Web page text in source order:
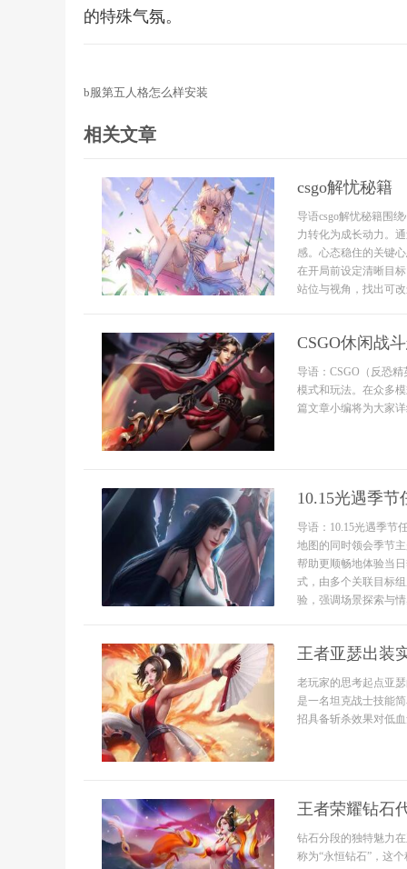
的特殊气氛。
b服第五人格怎么样安装
相关文章
csgo解忧秘籍
导语csgo解忧秘籍围
力转化为成长动力。
感。心态稳住的关键
在开局前设定清晰目
站位与视角，找出可
CSGO休闲战
导语：CSGO（反恐
模式和玩法。在众多
篇文章小编将为大家
10.15光遇季
导语：10.15光遇季节
地图的同时领会季节
帮助更顺畅地体验当
式，由多个关联目标
验，强调场景探索与
王者亚瑟出装
老玩家的思考起点亚
是一名坦克战士技能
招具备斩杀效果对低
王者荣耀钻石
钻石分段的独特魅力
称为“永恒钻石”，这